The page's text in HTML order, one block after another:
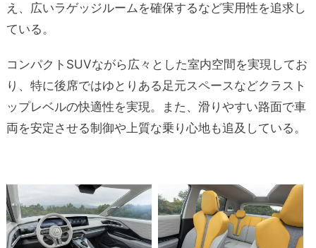
え、広いラゲッジルームを確保するなど実用性を追求し
ている。
コンパクトSUVながら広々とした室内空間を実現してお
り、特に後席ではゆとりある足元スペースなどクラスト
ップレベルの快適性を実現。また、滑りやすい路面で車
両を安定させる制御や上質な乗り心地も追及している。